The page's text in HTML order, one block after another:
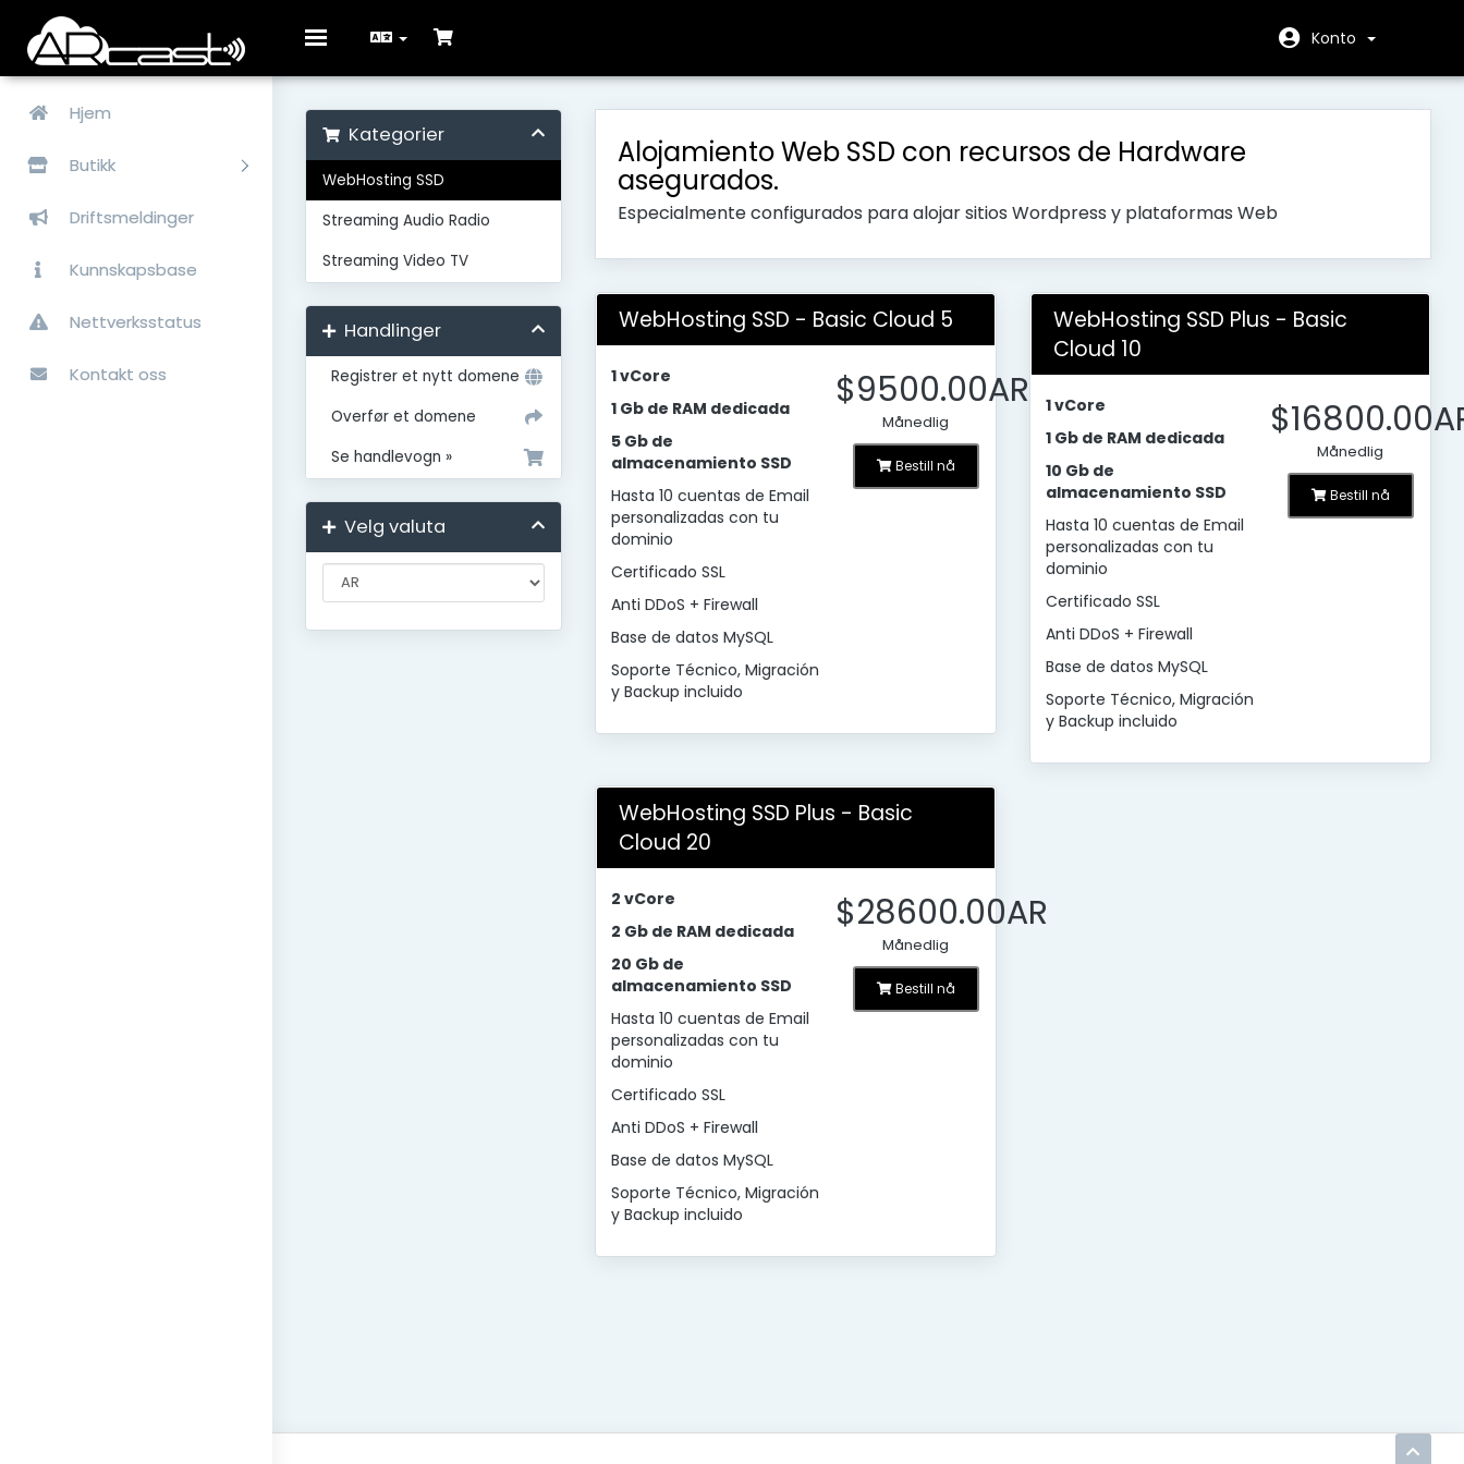
Toggle
Konto
Hjem
Butikk
Driftsmeldinger
Kunnskapsbase
Nettverksstatus
Kontakt oss
Alojamiento Web SSD con recursos de Hardware
asegurados.
Especialmente configurados para alojar sitios Wordpress y plataformas Web
Kategorier
WebHosting SSD
Streaming Audio Radio
Streaming Video TV
Handlinger
Registrer et nytt domene
Overfør et domene
Se handlevogn »
Velg valuta
WebHosting SSD - Basic Cloud 5
1 vCore
1 Gb de RAM dedicada
5 Gb de
almacenamiento SSD
Hasta 10 cuentas de Email
personalizadas con tu
dominio
Certificado SSL
Anti DDoS + Firewall
Base de datos MySQL
Soporte Técnico, Migración
y Backup incluido
$9500.00AR
Månedlig
Bestill nå
WebHosting SSD Plus - Basic
Cloud 10
1 vCore
1 Gb de RAM dedicada
10 Gb de
almacenamiento SSD
Hasta 10 cuentas de Email
personalizadas con tu
dominio
Certificado SSL
Anti DDoS + Firewall
Base de datos MySQL
Soporte Técnico, Migración
y Backup incluido
Månedlig
Bestill nå
WebHosting SSD Plus - Basic
Cloud 20
2 vCore
2 Gb de RAM dedicada
20 Gb de
almacenamiento SSD
Hasta 10 cuentas de Email
personalizadas con tu
dominio
Certificado SSL
Anti DDoS + Firewall
Base de datos MySQL
Soporte Técnico, Migración
y Backup incluido
$28600.00AR
Månedlig
Bestill nå